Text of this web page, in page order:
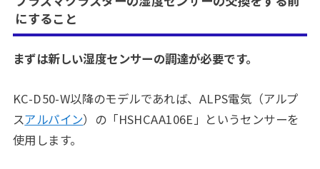
にすること
まずは新しい湿度センサーの調達が必要です。
KC-D50-W以降のモデルであれば、ALPS電気（アルプ
スアルパイン）の「HSHCAA106E」というセンサーを
使用します。